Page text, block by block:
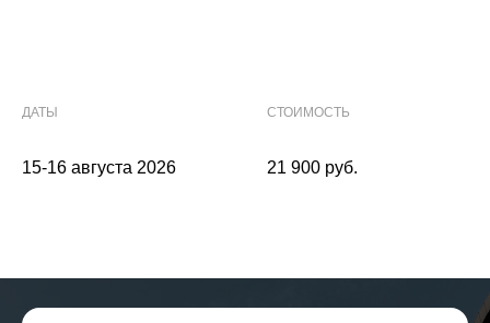
ДАТЫ СТОИМОСТЬ
15-16 августа 2026 21 900 руб.